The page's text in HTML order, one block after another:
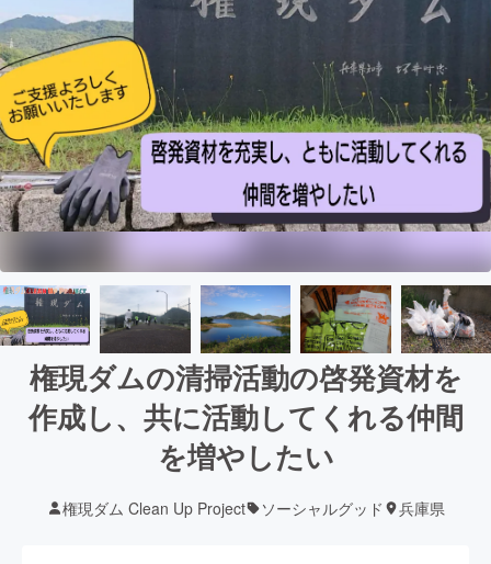
権現ダムの清掃活動の啓発資材を
作成し、共に活動してくれる仲間
を増やしたい
権現ダム Clean Up Project ソーシャルグッド 兵庫県